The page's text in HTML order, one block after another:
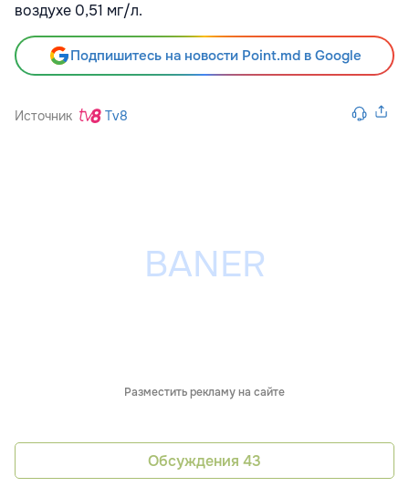
воздухе 0,51 мг/л.
Подпишитесь на новости Point.md в Google
Источник Tv8
Разместить рекламу на сайте
Обсуждения 43